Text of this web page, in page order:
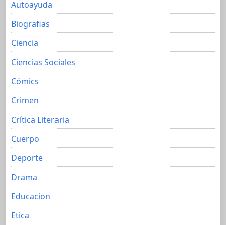
Autoayuda
Biografias
Ciencia
Ciencias Sociales
Cómics
Crimen
Crítica Literaria
Cuerpo
Deporte
Drama
Educacion
Etica